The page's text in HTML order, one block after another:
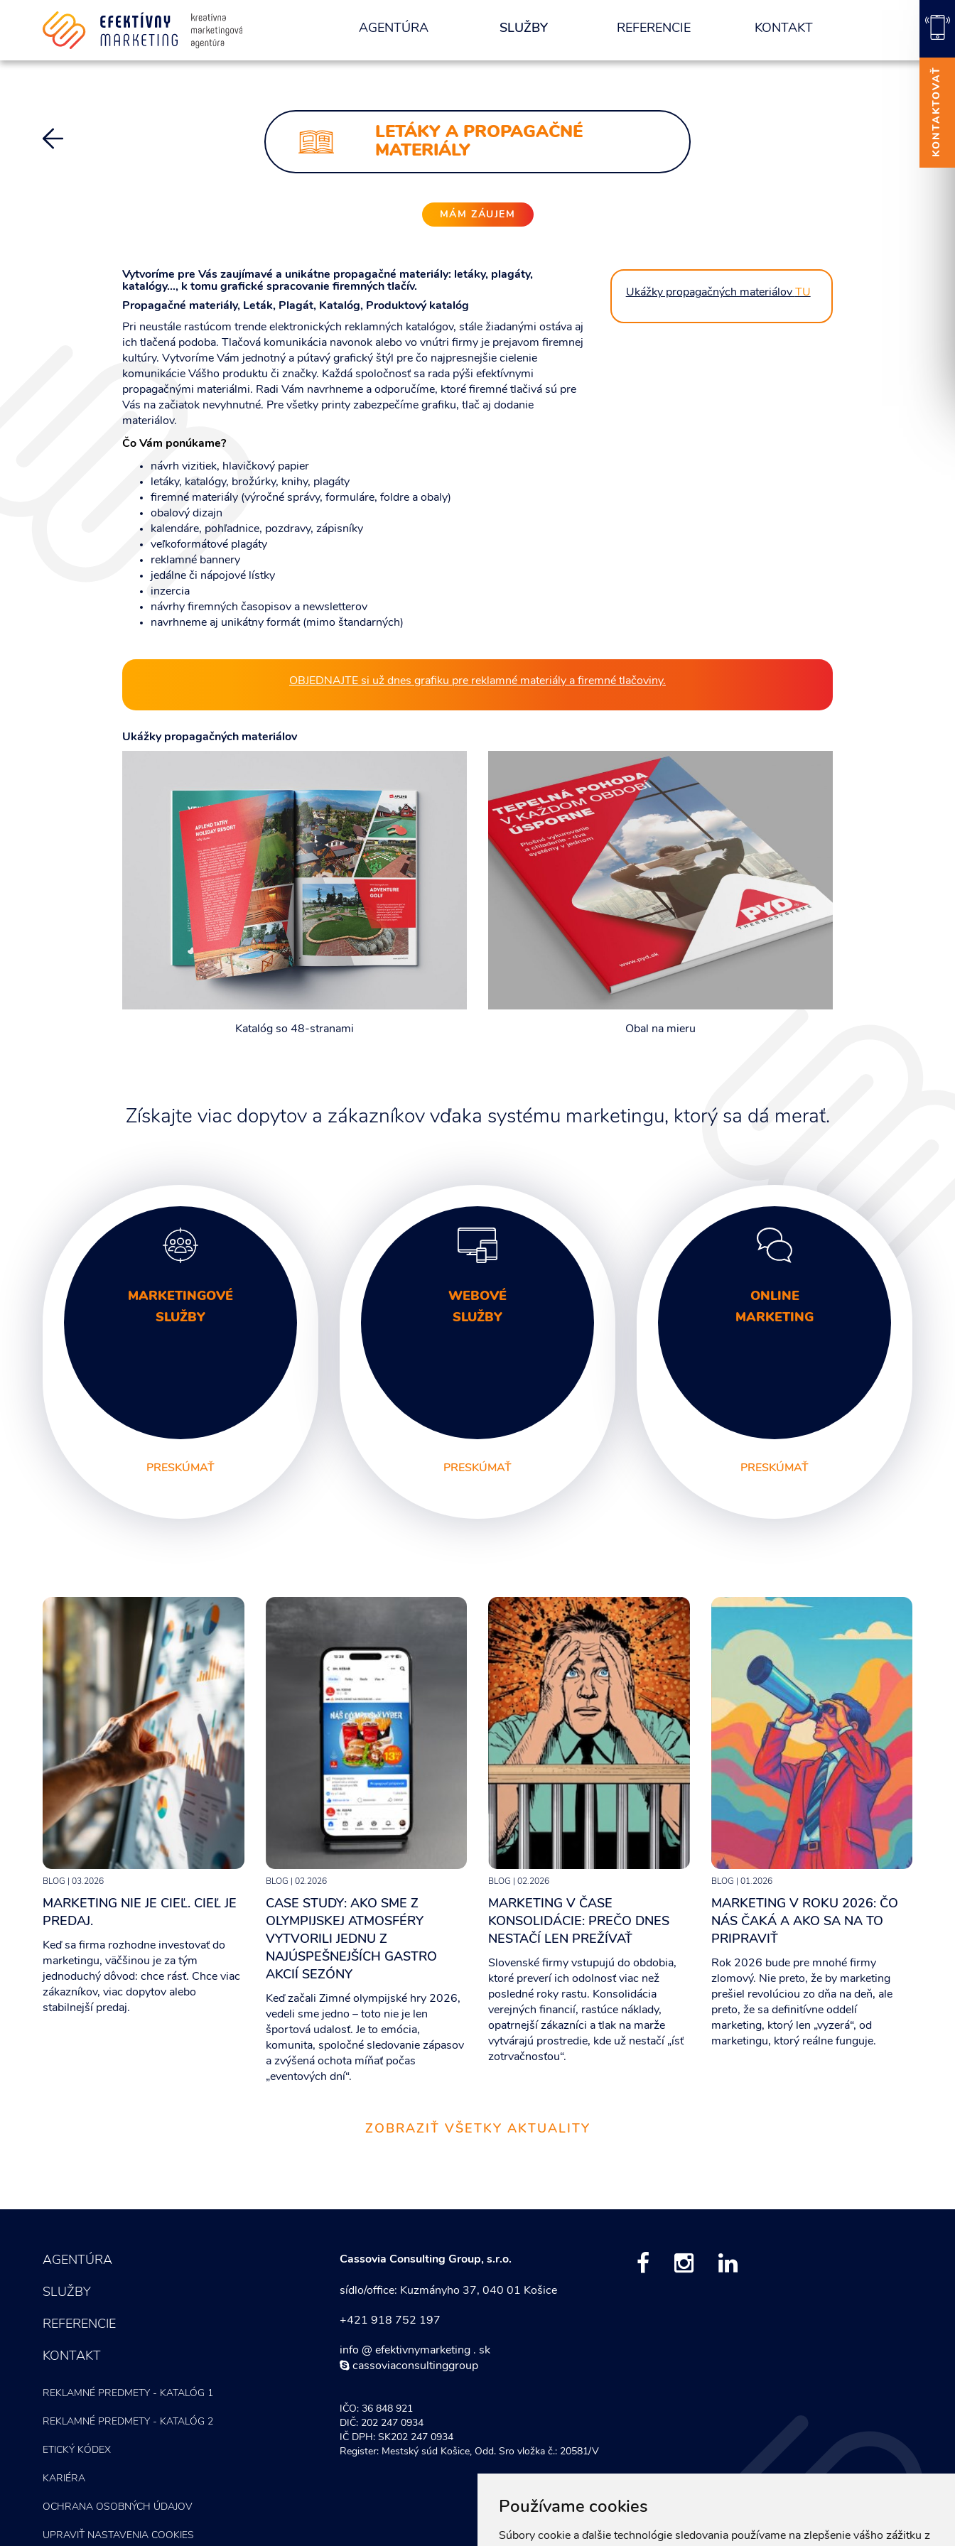
Používame cookies
Súbory cookie a ďalšie technológie sledovania používame na zlepšenie vášho zážitku z
AGENTÚRA SLUŽBY REFERENCIE KONTAKT
LETÁKY A PROPAGAČNÉ
MATERIÁLY
MÁM ZÁUJEM
Vytvoríme pre Vás zaujímavé a unikátne propagačné materiály: letáky, plagáty,
katalógy..., k tomu grafické spracovanie firemných tlačív.
Propagačné materiály, Leták, Plagát, Katalóg, Produktový katalóg
Pri neustále rastúcom trende elektronických reklamných katalógov, stále žiadanými ostáva aj
ich tlačená podoba. Tlačová komunikácia navonok alebo vo vnútri firmy je prejavom firemnej
kultúry. Vytvoríme Vám jednotný a pútavý grafický štýl pre čo najpresnejšie cielenie
komunikácie Vášho produktu či značky. Každá spoločnosť sa rada pýši efektívnymi
propagačnými materiálmi. Radi Vám navrhneme a odporučíme, ktoré firemné tlačivá sú pre
Vás na začiatok nevyhnutné. Pre všetky printy zabezpečíme grafiku, tlač aj dodanie
materiálov.
Čo Vám ponúkame?
návrh vizitiek, hlavičkový papier
letáky, katalógy, brožúrky, knihy, plagáty
firemné materiály (výročné správy, formuláre, foldre a obaly)
obalový dizajn
kalendáre, pohľadnice, pozdravy, zápisníky
veľkoformátové plagáty
reklamné bannery
jedálne či nápojové lístky
inzercia
návrhy firemných časopisov a newsletterov
navrhneme aj unikátny formát (mimo štandarných)
Ukážky propagačných materiálov TU
OBJEDNAJTE si už dnes grafiku pre reklamné materiály a firemné tlačoviny.
Ukážky propagačných materiálov
Katalóg so 48-stranami Obal na mieru
Získajte viac dopytov a zákazníkov vďaka systému marketingu, ktorý sa dá merať.
MARKETINGOVÉ
SLUŽBY
PRESKÚMAŤ
Digitálny marketing
Marketingové stratégie
Marketingový prieskum
WEBOVÉ
SLUŽBY
PRESKÚMAŤ
Unikátne webstránky
ONLINE
MARKETING
PRESKÚMAŤ
Content Marketing
BLOG | 03.2026
MARKETING NIE JE CIEĽ. CIEĽ JE
PREDAJ.
Keď sa firma rozhodne investovať do
marketingu, väčšinou je za tým
jednoduchý dôvod: chce rásť. Chce viac
zákazníkov, viac dopytov alebo
stabilnejší predaj.
BLOG | 02.2026
CASE STUDY: AKO SME Z
OLYMPIJSKEJ ATMOSFÉRY
VYTVORILI JEDNU Z
NAJÚSPEŠNEJŠÍCH GASTRO
AKCIÍ SEZÓNY
Keď začali Zimné olympijské hry 2026,
vedeli sme jedno – toto nie je len
športová udalosť. Je to emócia,
komunita, spoločné sledovanie zápasov
a zvýšená ochota míňať počas
„eventových dní“.
BLOG | 02.2026
MARKETING V ČASE
KONSOLIDÁCIE: PREČO DNES
NESTAČÍ LEN PREŽÍVAŤ
Slovenské firmy vstupujú do obdobia,
ktoré preverí ich odolnosť viac než
posledné roky rastu. Konsolidácia
verejných financií, rastúce náklady,
opatrnejší zákazníci a tlak na marže
vytvárajú prostredie, kde už nestačí „ísť
zotrvačnosťou“.
BLOG | 01.2026
MARKETING V ROKU 2026: ČO
NÁS ČAKÁ A AKO SA NA TO
PRIPRAVIŤ
Rok 2026 bude pre mnohé firmy
zlomový. Nie preto, že by marketing
prešiel revolúciou zo dňa na deň, ale
preto, že sa definitívne oddelí
marketing, ktorý len „vyzerá“, od
marketingu, ktorý reálne funguje.
ZOBRAZIŤ VŠETKY AKTUALITY
AGENTÚRA
SLUŽBY
REFERENCIE
KONTAKT
REKLAMNÉ PREDMETY - KATALÓG 1
REKLAMNÉ PREDMETY - KATALÓG 2
ETICKÝ KÓDEX
KARIÉRA
OCHRANA OSOBNÝCH ÚDAJOV
UPRAVIŤ NASTAVENIA COOKIES
Cassovia Consulting Group, s.r.o.
sídlo/office: Kuzmányho 37, 040 01 Košice
+421 918 752 197
info @ efektivnymarketing . sk
cassoviaconsultinggroup
IČO: 36 848 921
DIČ: 202 247 0934
IČ DPH: SK202 247 0934
Register: Mestský súd Košice, Odd. Sro vložka č.: 20581/V
KONTAKTOVAŤ
Súhlasím so spracovaním osobných informácií.